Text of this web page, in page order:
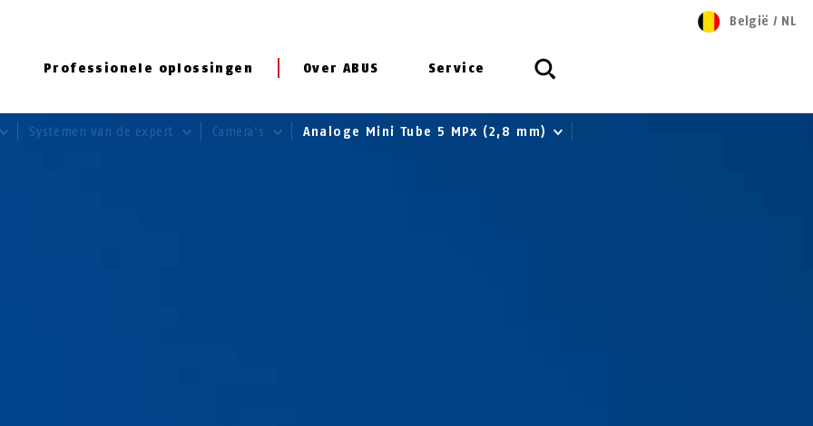
Professionele oplossingen Over ABUS Service
België / NL
Systemen van de expert Camera's Analoge Mini Tube 5 MPx (2,8 mm)